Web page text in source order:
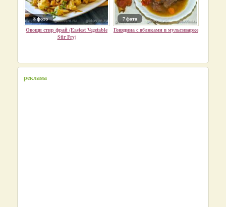
8 фото
Овощи стир фрай (Easiest Vegetable
Stir Fry)
7 фото
Говядина с яблоками в мультиварке
реклама